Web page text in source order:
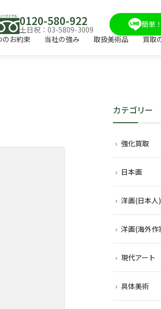
0120-580-922
土日祝：03-5809-3009
簡単
のお約束 当社の強み 取扱美術品 買取
カテゴリー
強化買取
日本画
洋画(日本人)
洋画(海外作
現代アート
具体美術